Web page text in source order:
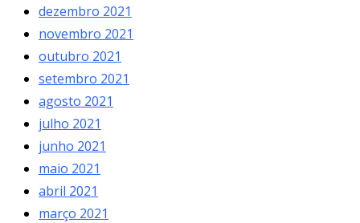
dezembro 2021
novembro 2021
outubro 2021
setembro 2021
agosto 2021
julho 2021
junho 2021
maio 2021
abril 2021
março 2021